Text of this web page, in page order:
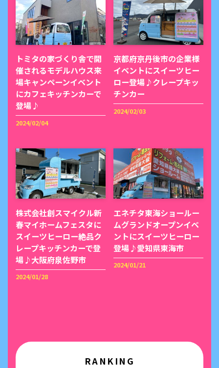
トミタの家づくり舎で開
催されるモデルハウス来
場キャンペーンイベント
にカフェキッチンカーで
登場♪
2024/02/04
京都府京丹後市の企業様
イベントにスイーツヒー
ロー登場♪クレープキッ
チンカー
2024/02/03
株式会社創スマイクル新
春マイホームフェスタに
スイーツヒーロー絶品ク
レープキッチンカーで登
場♪大阪府泉佐野市
2024/01/28
エネチタ東海ショールー
ムグランドオープンイベ
ントにスイーツヒーロー
登場♪愛知県東海市
2024/01/21
RANKING